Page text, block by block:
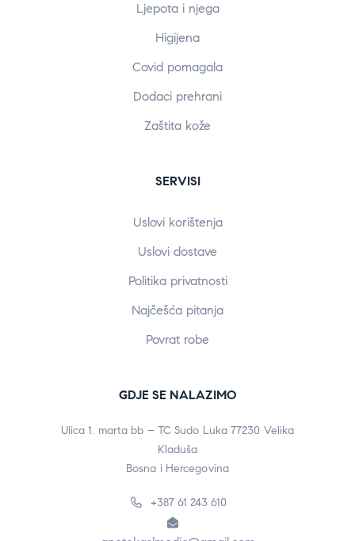
Ljepota i njega
Higijena
Covid pomagala
Dodaci prehrani
Zaštita kože
SERVISI
Uslovi korištenja
Uslovi dostave
Politika privatnosti
Najčešća pitanja
Povrat robe
GDJE SE NALAZIMO
Ulica 1. marta bb – TC Sudo Luka 77230 Velika
Kladuša
Bosna i Hercegovina
+387 61 243 610